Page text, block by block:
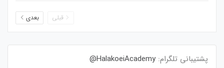
قبلی بعدی
پشتیبانی تلگرام: HalakoeiAcademy@